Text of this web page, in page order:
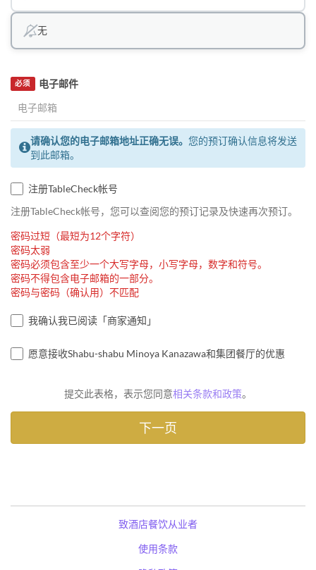
无
电子邮件
必须
请确认您的电子邮箱地址正确无误。 您的预订确认信息将发送
到此邮箱。
注册TableCheck帐号
注册TableCheck帐号，您可以查阅您的预订记录及快速再次预订。
密码过短（最短为12个字符）
密码太弱
密码必须包含至少一个大写字母，小写字母，数字和符号。
密码不得包含电子邮箱的一部分。
密码与密码（确认用）不匹配
我确认我已阅读「商家通知」
愿意接收Shabu-shabu Minoya Kanazawa和集团餐厅的优惠
提交此表格，表示您同意相关条款和政策。
致酒店餐饮从业者
使用条款